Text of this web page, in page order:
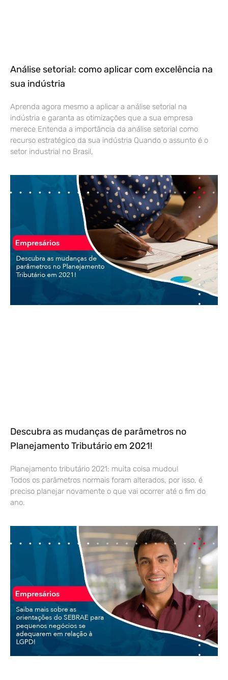
Análise setorial: como aplicar com excelência na
sua indústria
Aprenda agora mesmo a aplicar a análise setorial na
indústria e garanta as otimizações que a sua empresa
merece Entenda a importância da análise setorial como
recurso estratégico da sua indústria Quando o assunto é o
setor industrial no Brasil,
Descubra as mudanças de parâmetros no
Planejamento Tributário em 2021!
Planejamento tributário 2021: muita coisa mudou!
Todos os parâmetros normais foram alterados, por isso, é
preciso planejar novamente o que vai ocorrer até o fim do
ano.